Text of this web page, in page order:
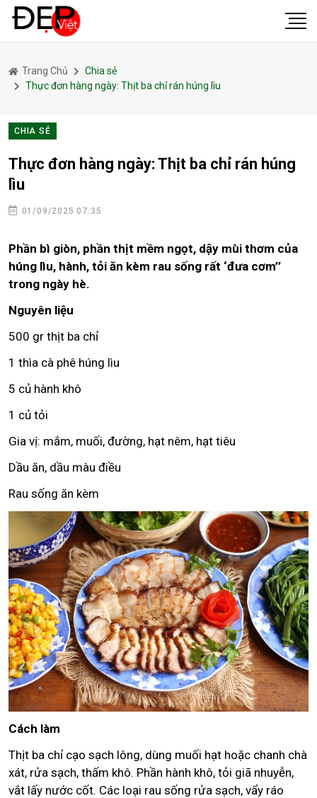
Trang Chủ
Chia sẻ
Thực đơn hàng ngày: Thịt ba chỉ rán húng lìu
CHIA SẺ
Thực đơn hàng ngày: Thịt ba chỉ rán húng
lìu
01/09/2025 07:35
Phần bì giòn, phần thịt mềm ngọt, dậy mùi thơm của
húng lìu, hành, tỏi ăn kèm rau sống rất ‘đưa cơm’’
trong ngày hè.
Nguyên liệu
500 gr thịt ba chỉ
1 thìa cà phê húng lìu
5 củ hành khô
1 củ tỏi
Gia vị: mắm, muối, đường, hạt nêm, hạt tiêu
Dầu ăn, dầu màu điều
Rau sống ăn kèm
Cách làm
Thịt ba chỉ cạo sạch lông, dùng muối hạt hoặc chanh chà
xát, rửa sạch, thấm khô. Phần hành khô, tỏi giã nhuyễn,
vắt lấy nước cốt. Các loại rau sống rửa sạch, vẩy ráo